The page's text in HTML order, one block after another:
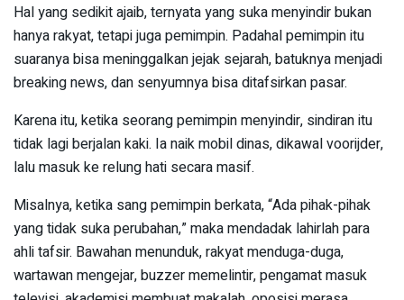
Hal yang sedikit ajaib, ternyata yang suka menyindir bukan
hanya rakyat, tetapi juga pemimpin. Padahal pemimpin itu
suaranya bisa meninggalkan jejak sejarah, batuknya menjadi
breaking news, dan senyumnya bisa ditafsirkan pasar.
Karena itu, ketika seorang pemimpin menyindir, sindiran itu
tidak lagi berjalan kaki. Ia naik mobil dinas, dikawal voorijder,
lalu masuk ke relung hati secara masif.
Misalnya, ketika sang pemimpin berkata, “Ada pihak-pihak
yang tidak suka perubahan,” maka mendadak lahirlah para
ahli tafsir. Bawahan menunduk, rakyat menduga-duga,
wartawan mengejar, buzzer memelintir, pengamat masuk